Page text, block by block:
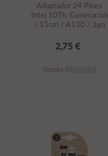
Adaptador 24 Pines
Intel 10Th. Generacion
/ 15cm / A130 / 3go
2,75 €
Stocks (0)
carrito